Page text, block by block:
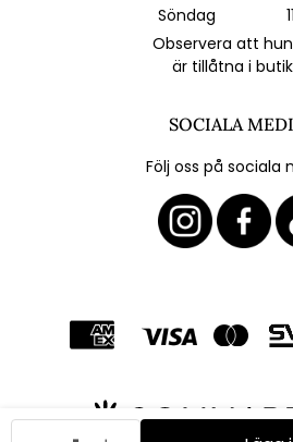
Söndag
Observera att
är tillåtna i
SOCIALA
Följ oss på sociala